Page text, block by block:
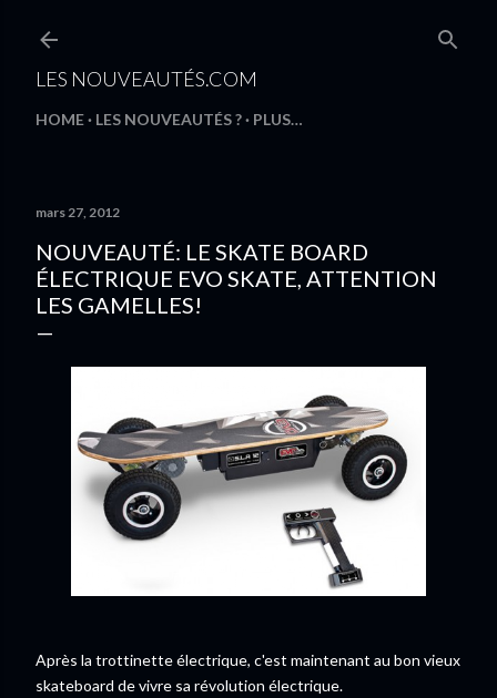
LES NOUVEAUTÉS.COM
HOME LES NOUVEAUTÉS ? PLUS…
mars 27, 2012
NOUVEAUTÉ: LE SKATE BOARD
ÉLECTRIQUE EVO SKATE, ATTENTION
LES GAMELLES!
Après la trottinette électrique, c'est maintenant au bon vieux
skateboard de vivre sa révolution électrique.